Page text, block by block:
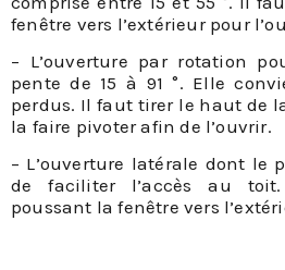
fenêtre vers l’extérieur pour
– L’ouverture par rotation
pente de 15 à 91 °. Elle
perdus. Il faut tirer le haut de
la faire pivoter afin de l’ouvrir.
– L’ouverture latérale dont le
de faciliter l’accès au
poussant la fenêtre vers